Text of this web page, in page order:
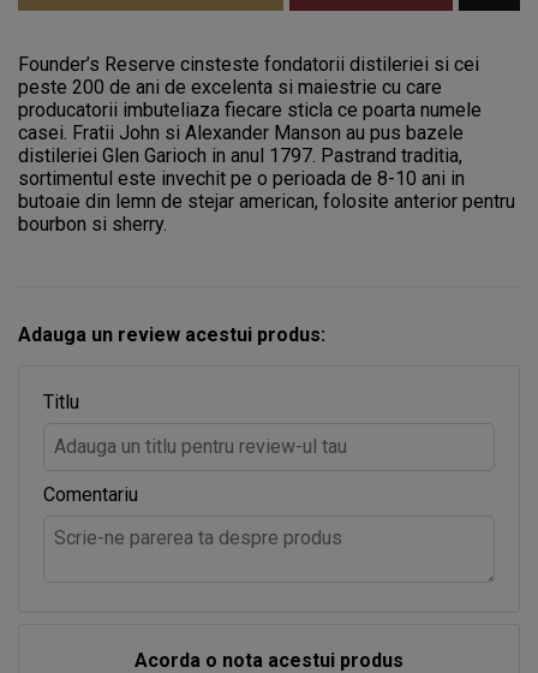
Founder’s Reserve cinsteste fondatorii distileriei si cei
peste 200 de ani de excelenta si maiestrie cu care
producatorii imbuteliaza fiecare sticla ce poarta numele
casei. Fratii John si Alexander Manson au pus bazele
distileriei Glen Garioch in anul 1797. Pastrand traditia,
sortimentul este invechit pe o perioada de 8-10 ani in
butoaie din lemn de stejar american, folosite anterior pentru
bourbon si sherry.
Adauga un review acestui produs:
Titlu
Comentariu
Acorda o nota acestui produs